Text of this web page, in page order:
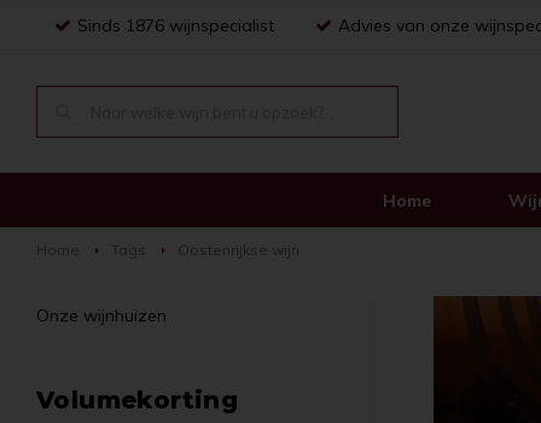
Sinds 1876 wijnspecialist Advies van onze
Home
Home Tags Oostenrijkse wijn
Onze wijnhuizen
Volumekorting